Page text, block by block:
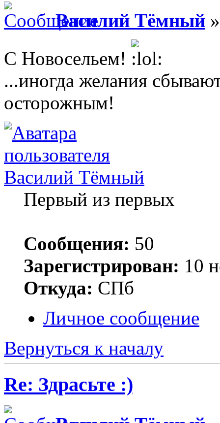
Василий Тёмный
С Новосельем!
...иногда желания
осторожным!
Василий Тёмный
Первый из первых
Сообщения: 50
Зарегистрирован: 10
Откуда: СПб
Личное сообщение
Вернуться к началу
Re: Здрасьте :)